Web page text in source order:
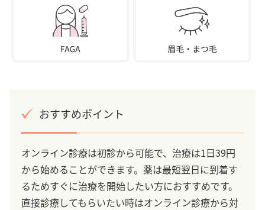
おすすめポイント
オンライン診療は初診から可能で、治療は1日39円
から始めることができます。薬は最短翌日に到着す
るためすぐに治療を開始したい方におすすめです。
直接診療してもらいたい時はオンライン診療から対